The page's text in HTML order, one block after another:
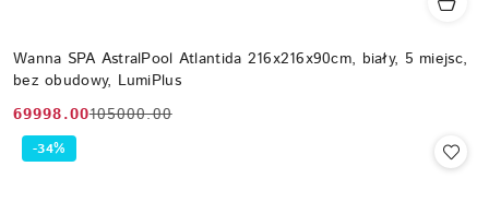
Wanna SPA AstralPool Atlantida 216x216x90cm, biały, 5 miejsc,
bez obudowy, LumiPlus
Cena
promocyjna:
69998.00
Cena
przed
105000.00
-34%